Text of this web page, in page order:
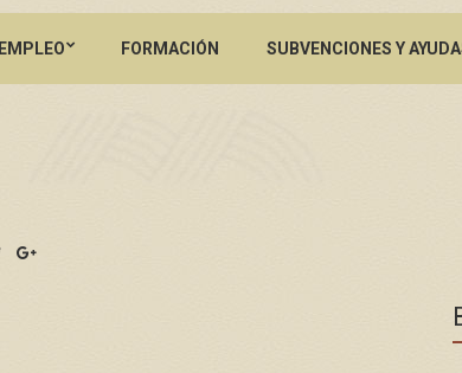
EMPLEO FORMACIÓN SUBVENCIONES Y